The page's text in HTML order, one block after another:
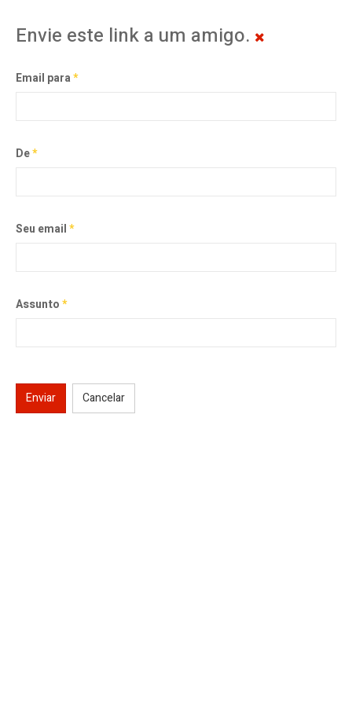
Envie este link a um amigo.
Email para*
De*
Seu email*
Assunto*
Enviar Cancelar